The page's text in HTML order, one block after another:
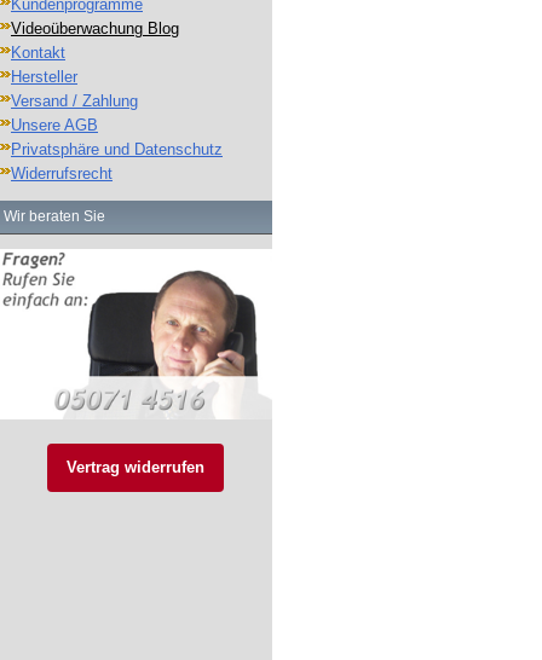
Kundenprogramme
Videoüberwachung Blog
Kontakt
Hersteller
Versand / Zahlung
Unsere AGB
Privatsphäre und Datenschutz
Widerrufsrecht
Wir beraten Sie
Vertrag widerrufen